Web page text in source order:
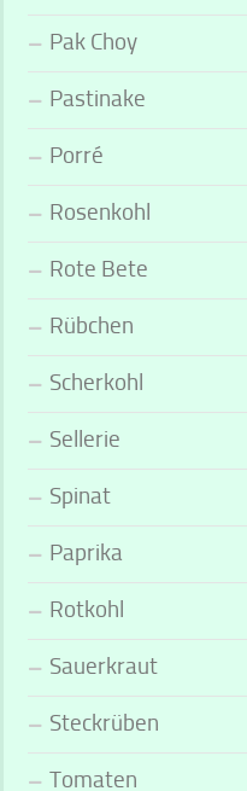
Pak Choy
Pastinake
Porré
Rosenkohl
Rote Bete
Rübchen
Scherkohl
Sellerie
Spinat
Paprika
Rotkohl
Sauerkraut
Steckrüben
Tomaten